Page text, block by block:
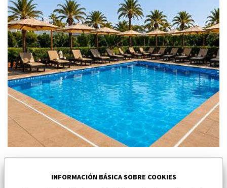
Los AlcazaresINFORMACIÓN BÁSICA SOBRE COOKIES